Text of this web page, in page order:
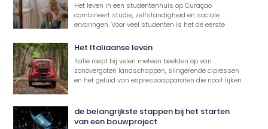
Het leven in een studentenhuis op Curaçao
combineert studie, zelfstandigheid en sociale
ervaringen. Voor veel studenten is het de eerste
Het Italiaanse leven
Italië roept bij velen meteen beelden op van
zonovergoten landschappen, slingerende cipressen
en het geluid van espressoapparaten die nooit lijken
de belangrijkste stappen bij het starten
van een bouwproject